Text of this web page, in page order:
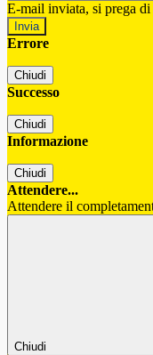
E-mail inviata, si prega
Errore
Chiudi
Successo
Chiudi
Informazione
Chiudi
Attendere...
Attendere il
Chiudi